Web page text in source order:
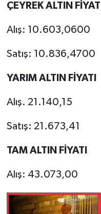
ÇEYREK ALTIN FİYATI
Alış: 10.603,0600
Satış: 10.836,4700
YARIM ALTIN FİYATI
Alış. 21.140,15
Satış: 21.673,41
TAM ALTIN FİYATI
Alış: 43.073,00